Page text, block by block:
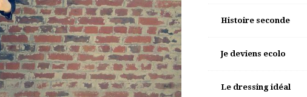
Histoire seconde
Je deviens ecolo
Le dressing idéal